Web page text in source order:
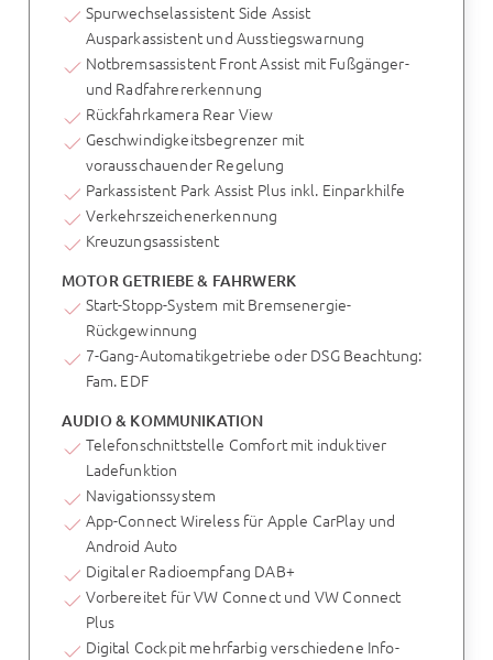
Spurwechselassistent Side Assist
Ausparkassistent und Ausstiegswarnung
Notbremsassistent Front Assist mit Fußgänger-
und Radfahrererkennung
Rückfahrkamera Rear View
Geschwindigkeitsbegrenzer mit
vorausschauender Regelung
Parkassistent Park Assist Plus inkl. Einparkhilfe
Verkehrszeichenerkennung
Kreuzungsassistent
MOTOR GETRIEBE & FAHRWERK
Start-Stopp-System mit Bremsenergie-
Rückgewinnung
7-Gang-Automatikgetriebe oder DSG Beachtung:
Fam. EDF
AUDIO & KOMMUNIKATION
Telefonschnittstelle Comfort mit induktiver
Ladefunktion
Navigationssystem
App-Connect Wireless für Apple CarPlay und
Android Auto
Digitaler Radioempfang DAB+
Vorbereitet für VW Connect und VW Connect
Plus
Digital Cockpit mehrfarbig verschiedene Info-